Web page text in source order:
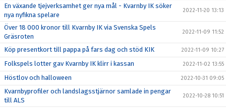
En växande tjejverksamhet ger nya mål - Kvarnby IK söker
nya nyfikna spelare
2022-11-20 13:13
Över 18 000 kronor till Kvarnby IK via Svenska Spels
Gräsroten
2022-11-09 11:52
Köp presentkort till pappa på fars dag och stöd KIK 2022-11-09 10:27
Folkspels lotter gav Kvarnby IK klirr i kassan 2022-11-02 13:55
Höstlov och halloween 2022-10-31 09:05
Kvarnbyprofiler och landslagsstjärnor samlade in pengar
till ALS
2022-10-28 10:51